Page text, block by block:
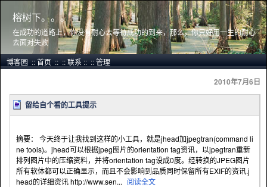
榕树下。。。
在成功的道路上，你没有耐心去等待成功的到来，那么，你只好用一生的耐心
去面对失败
博客园::首页::::联系::::管理
2010年7月6日
留给自个看的工具提示
摘要： 今天终于让我找到这样的小工具，就是jhead加jpegtran(command li
ne tools)。jhead可以根据jpeg图片的orientation tag资讯，以jpegtran重新
排列图片中的压缩资料，并将orientation tag设成0度。经转换的JPEG图片
所有软体都可以正确显示，而且不会影响到品质同时保留所有EXIF的资讯.j
head的详细资讯 http://www.sen... 阅读全文